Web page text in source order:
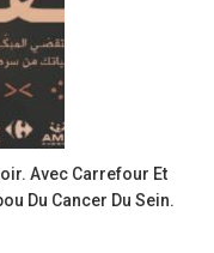
Avec Carrefour Et
Du Cancer Du Sein.